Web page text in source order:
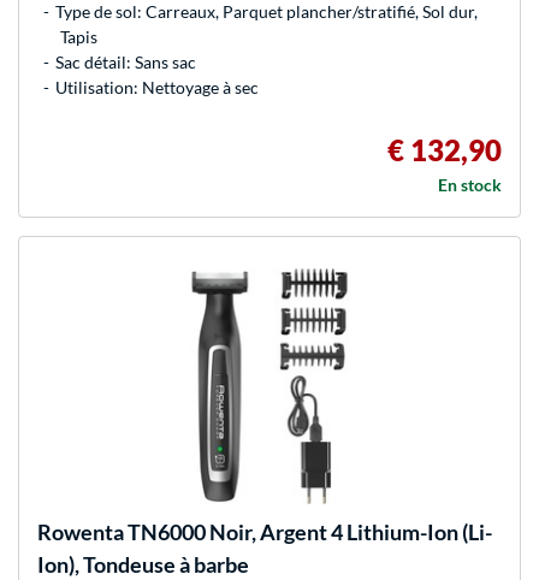
Type de sol: Carreaux, Parquet plancher/stratifié, Sol dur,
Tapis
Sac détail: Sans sac
Utilisation: Nettoyage à sec
€ 132,90
En stock
RowentaTN6000 Noir, Argent 4 Lithium-Ion (Li-
Ion), Tondeuse à barbe